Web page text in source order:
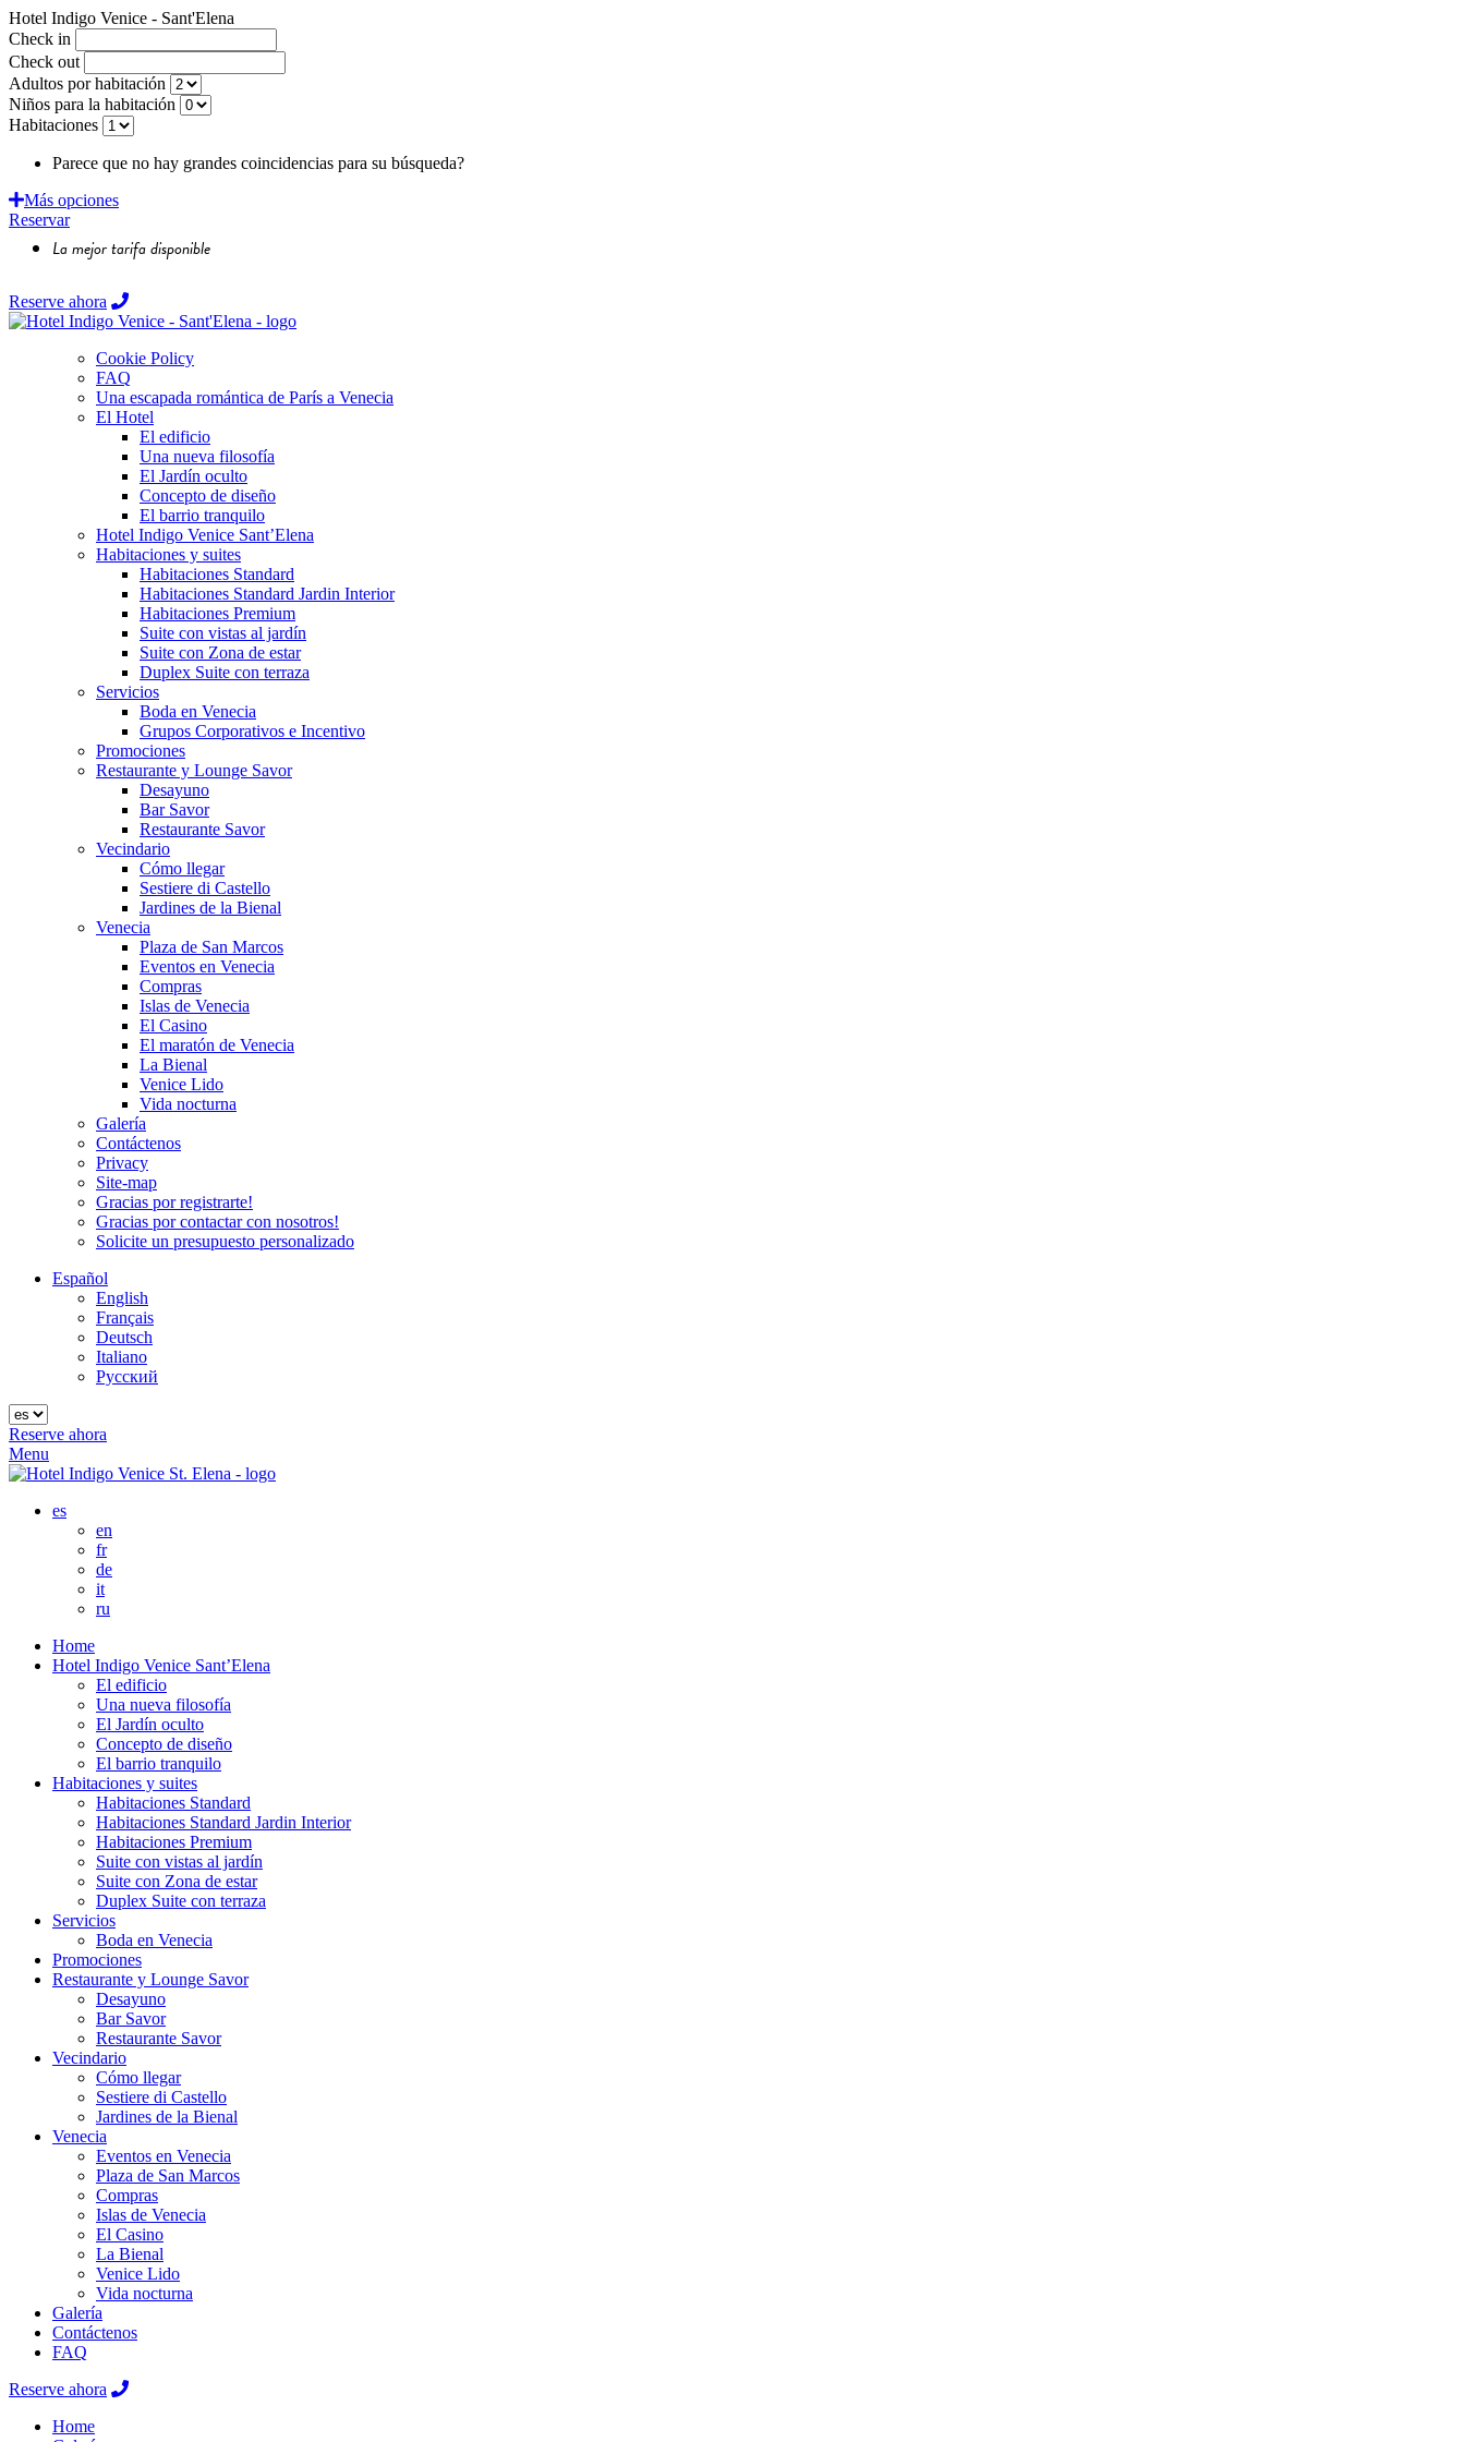
Hotel Indigo Venice - Sant'Elena
Check in
Check out
Adultos por habitación
Niños para la habitación
Habitaciones
Parece que no hay grandes coincidencias para su búsqueda?
Más opciones
Reservar
La mejor tarifa disponible
Reserve ahora
Cookie Policy
FAQ
Una escapada romántica de París a Venecia
El Hotel
El edificio
Una nueva filosofía
El Jardín oculto
Concepto de diseño
El barrio tranquilo
Hotel Indigo Venice Sant’Elena
Habitaciones y suites
Habitaciones Standard
Habitaciones Standard Jardin Interior
Habitaciones Premium
Suite con vistas al jardín
Suite con Zona de estar
Duplex Suite con terraza
Servicios
Boda en Venecia
Grupos Corporativos e Incentivo
Promociones
Restaurante y Lounge Savor
Desayuno
Bar Savor
Restaurante Savor
Vecindario
Cómo llegar
Sestiere di Castello
Jardines de la Bienal
Venecia
Plaza de San Marcos
Eventos en Venecia
Compras
Islas de Venecia
El Casino
El maratón de Venecia
La Bienal
Venice Lido
Vida nocturna
Galería
Contáctenos
Privacy
Site-map
Gracias por registrarte!
Gracias por contactar con nosotros!
Solicite un presupuesto personalizado
Español
English
Français
Deutsch
Italiano
Русский
Reserve ahora
Menu
es
en
fr
de
it
ru
Home
Hotel Indigo Venice Sant’Elena
El edificio
Una nueva filosofía
El Jardín oculto
Concepto de diseño
El barrio tranquilo
Habitaciones y suites
Habitaciones Standard
Habitaciones Standard Jardin Interior
Habitaciones Premium
Suite con vistas al jardín
Suite con Zona de estar
Duplex Suite con terraza
Servicios
Boda en Venecia
Promociones
Restaurante y Lounge Savor
Desayuno
Bar Savor
Restaurante Savor
Vecindario
Cómo llegar
Sestiere di Castello
Jardines de la Bienal
Venecia
Eventos en Venecia
Plaza de San Marcos
Compras
Islas de Venecia
El Casino
La Bienal
Venice Lido
Vida nocturna
Galería
Contáctenos
FAQ
Reserve ahora
Home